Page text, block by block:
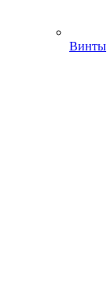
Винты